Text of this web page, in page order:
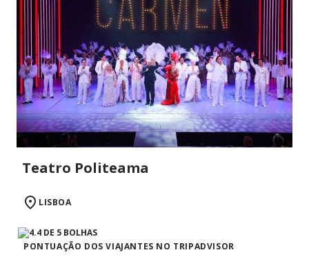
Teatro Politeama
LISBOA
PONTUAÇÃO DOS VIAJANTES NO TRIPADVISOR